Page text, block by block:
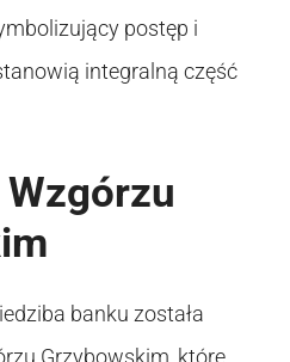
postęp i
integralną część
banku została
Grzybowskim, które